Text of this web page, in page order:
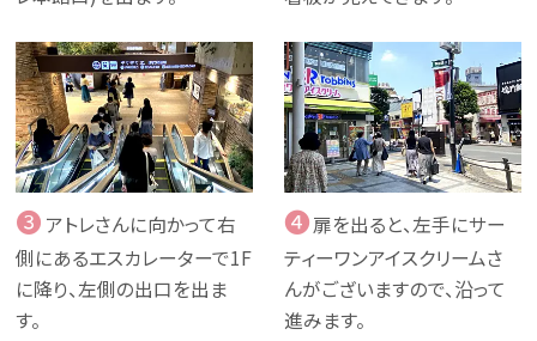
❸ アトレさんに向かって右
側にあるエスカレーターで1F
に降り、左側の出口を出ま
す。
❹扉を出ると、左手にサー
ティーワンアイスクリームさ
んがございますので、沿って
進みます。